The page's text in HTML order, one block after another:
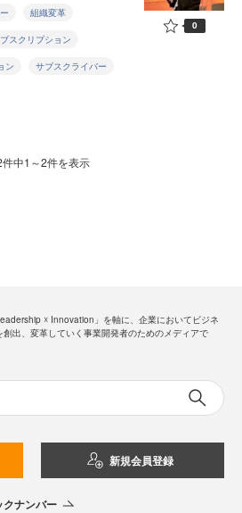
組織変革
スクリプション
ン サブスクライバー
0
件中1～2件を表示
☓ Innovation」を軸に、企業においてビジネ
創出、変革していく事業開発者のためのメディアで
新規会員登録
クナンバー